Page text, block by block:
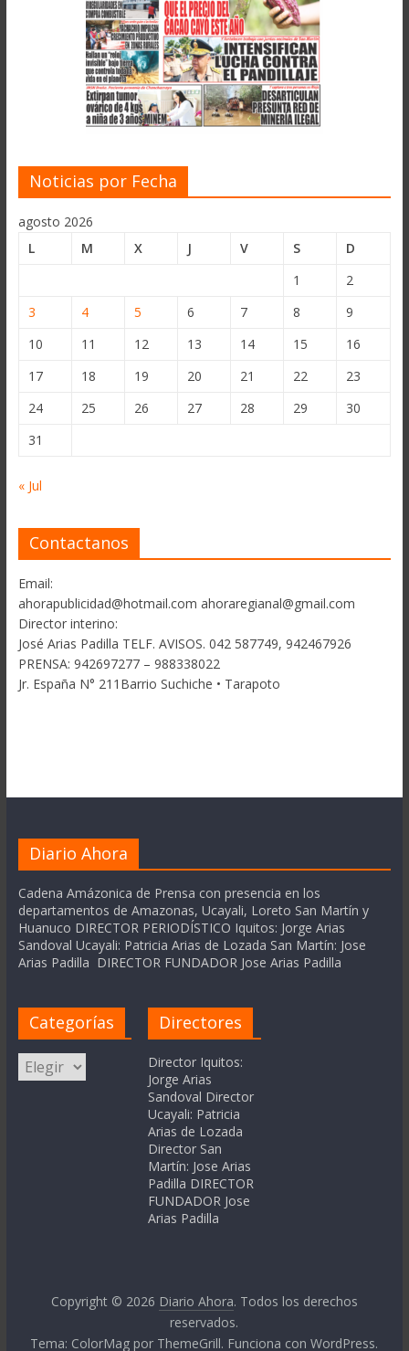
Noticias por Fecha
agosto 2026
L
M X J V S
D
1
2
3
4 5 6 7 8
9
10
11 12 13 14 15
16
17
18 19 20 21 22
23
24
25 26 27 28 29
30
31
« Jul
Contactanos
Email:
ahorapublicidad@hotmail.com ahoraregianal@gmail.com
Director interino:
José Arias Padilla TELF. AVISOS. 042 587749, 942467926
PRENSA: 942697277 – 988338022
Jr. España N° 211Barrio Suchiche • Tarapoto
Diario Ahora
Cadena Amázonica de Prensa con presencia en los
departamentos de Amazonas, Ucayali, Loreto San Martín y
Huanuco DIRECTOR PERIODÍSTICO Iquitos: Jorge Arias
Sandoval Ucayali: Patricia Arias de Lozada San Martín: Jose
Arias Padilla DIRECTOR FUNDADOR Jose Arias Padilla
Categorías
Categorías
Directores
Director Iquitos:
Jorge Arias
Sandoval Director
Ucayali: Patricia
Arias de Lozada
Director San
Martín: Jose Arias
Padilla DIRECTOR
FUNDADOR Jose
Arias Padilla
Copyright © 2026 Diario Ahora. Todos los derechos
reservados.
Tema: ColorMag por ThemeGrill. Funciona conWordPress.